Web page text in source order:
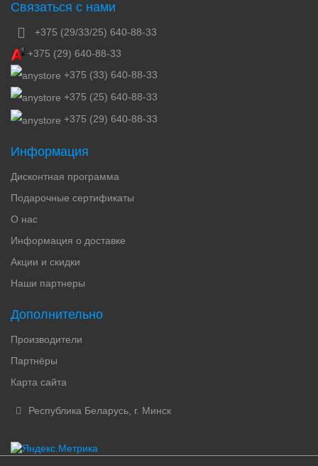
Связаться с нами
+375 (29/33/25) 640-88-33
+375 (29) 640-88-33
+375 (33) 640-88-33
+375 (25) 640-88-33
+375 (29) 640-88-33
Информация
Дисконтная программа
Подарочные сертификаты
О нас
Информация о доставке
Акции и скидки
Наши партнеры
Дополнительно
Производители
Партнёры
Карта сайта
Республика Беларусь, г. Минск